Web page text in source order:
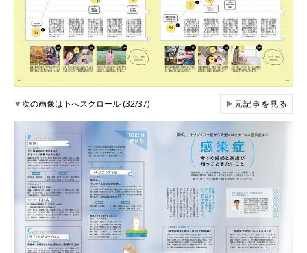
▼次の画像は下へスクロール (32/37) ▶元記事を見る